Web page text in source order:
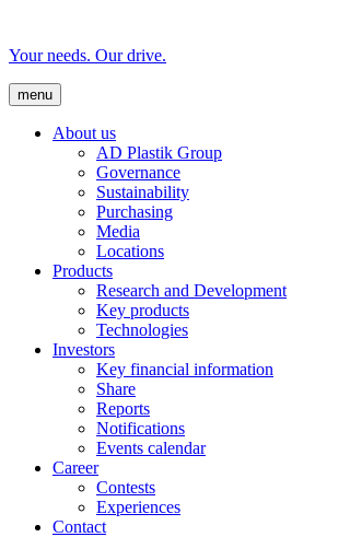
Your needs. Our drive.
menu
About us
AD Plastik Group
Governance
Sustainability
Purchasing
Media
Locations
Products
Research and Development
Key products
Technologies
Investors
Key financial information
Share
Reports
Notifications
Events calendar
Career
Contests
Experiences
Contact